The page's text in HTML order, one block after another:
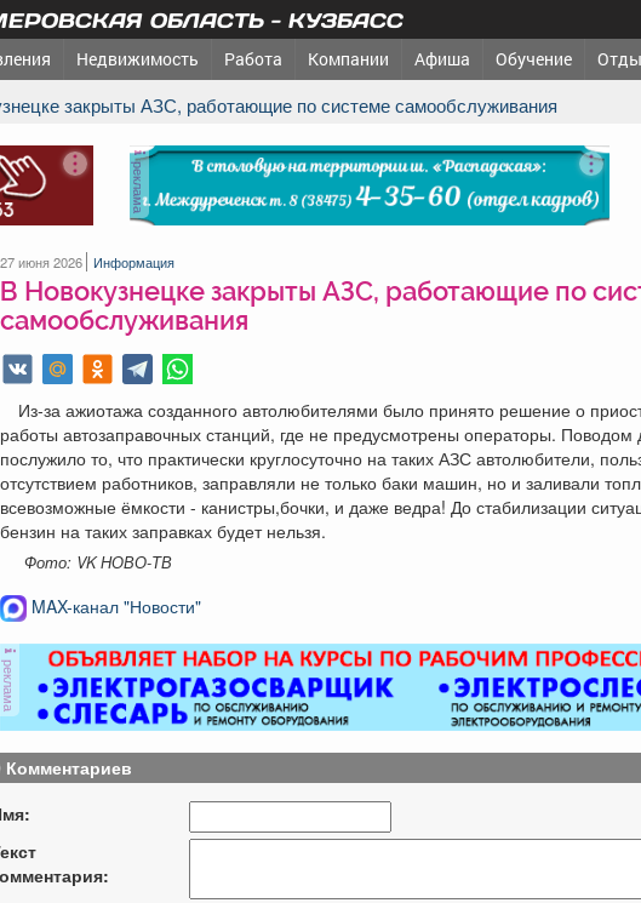
ОБЛАСТЬ - КУЗБАСС
Недвижимость Работа Компании Афиша Обучение
закрыты АЗС, работающие по системе самообслуживания
реклама
27 июня 2026 Информация
️В Новокузнецке закрыты АЗС, работающие по
самообслуживания
Из-за ажиотажа созданного автолюбителями было принято решение о
работы автозаправочных станций, где не предусмотрены операторы. Поводом
послужило то, что практически круглосуточно на таких АЗС автолюбители,
отсутствием работников, заправляли не только баки машин, но и заливали
всевозможные ёмкости - канистры,бочки, и даже ведра! До стабилизации
бензин на таких заправках будет нельзя.
Фото: VK НОВО-ТВ
MAX-канал "Новости"
реклама
Комментариев